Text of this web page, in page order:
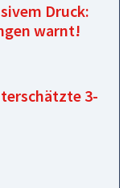
Druck:
warnt!
3-